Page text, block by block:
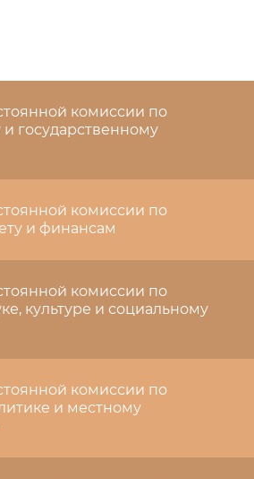
комиссии по
и государственному
комиссии по
и финансам
комиссии по
культуре и социальному
комиссии по
и местному